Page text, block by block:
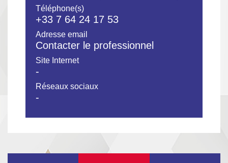
Téléphone(s)
+33 7 64 24 17 53
Adresse email
Contacter le professionnel
Site Internet
-
Réseaux sociaux
-